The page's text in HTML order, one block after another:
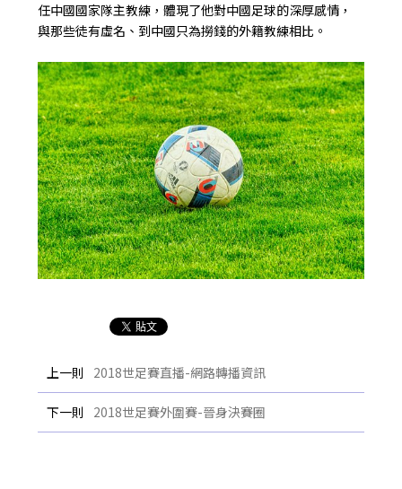
任中國國家隊主教練，體現了他對中國足球的深厚感情，
與那些徒有虛名、到中國只為撈錢的外籍教練相比。
上一則 2018世足賽直播-網路轉播資訊
下一則 2018世足賽外圍賽-晉身決賽圈